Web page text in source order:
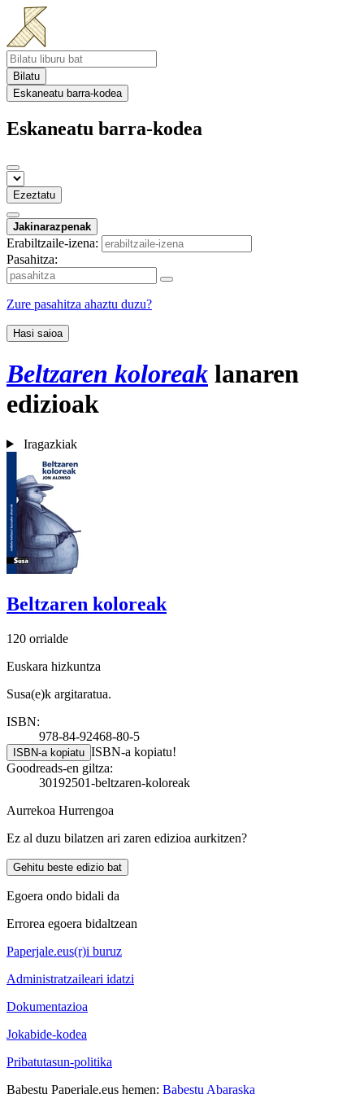
Bilatu
Eskaneatu barra-kodea
Eskaneatu barra-kodea
Ezeztatu
Jakinarazpenak
Erabiltzaile-izena:
Pasahitza:
Zure pasahitza ahaztu duzu?
Hasi saioa
Beltzaren koloreak lanaren
edizioak
Iragazkiak
Beltzaren koloreak
120 orrialde
Euskara hizkuntza
Susa(e)k argitaratua.
ISBN:
978-84-92468-80-5
ISBN-a kopiatu ISBN-a kopiatu!
Goodreads-en giltza:
30192501-beltzaren-koloreak
Aurrekoa Hurrengoa
Ez al duzu bilatzen ari zaren edizioa aurkitzen?
Gehitu beste edizio bat
Egoera ondo bidali da
Errorea egoera bidaltzean
Paperjale.eus(r)i buruz
Administratzaileari idatzi
Dokumentazioa
Jokabide-kodea
Pribatutasun-politika
Babestu Paperjale.eus hemen: Babestu Abaraska